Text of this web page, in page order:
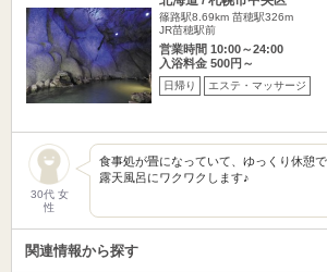
篠路駅8.69km 苗穂駅326m
JR苗穂駅前
営業時間 10:00～24:00
入浴料金 500円～
日帰り エステ・マッサージ
30代 女
性
食事処が畳になっていて、ゆっくり休憩
露天風呂にワクワクします♪
関連情報から探す